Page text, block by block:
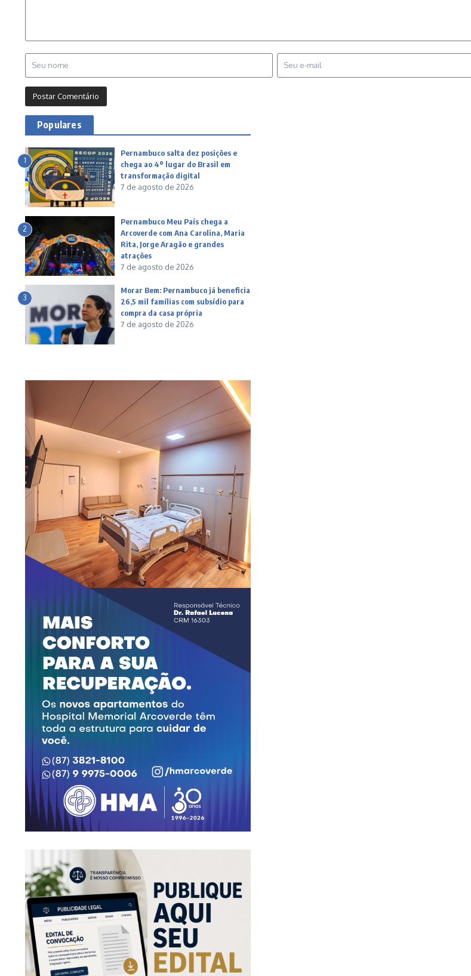
Populares
1
Pernambuco salta dez posições e
chega ao 4º lugar do Brasil em
transformação digital
7 de agosto de 2026
2
Pernambuco Meu País chega a
Arcoverde com Ana Carolina, Maria
Rita, Jorge Aragão e grandes
atrações
7 de agosto de 2026
3
Morar Bem: Pernambuco já beneficia
26,5 mil famílias com subsídio para
compra da casa própria
7 de agosto de 2026